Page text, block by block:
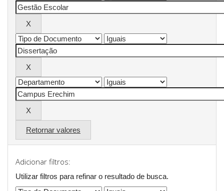
Retornar valores
Adicionar filtros:
Utilizar filtros para refinar o resultado de busca.